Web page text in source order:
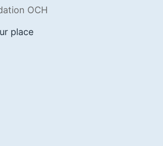
OCH
place